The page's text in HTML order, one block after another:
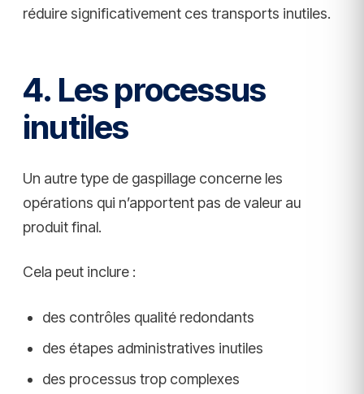
réduire significativement ces transports inutiles.
4. Les processus
inutiles
Un autre type de gaspillage concerne les
opérations qui n’apportent pas de valeur au
produit final.
Cela peut inclure :
des contrôles qualité redondants
des étapes administratives inutiles
des processus trop complexes